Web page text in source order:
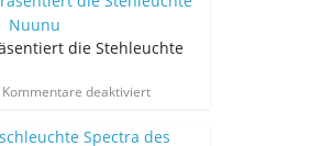
die Stehleuchte
Kommentare deaktiviert